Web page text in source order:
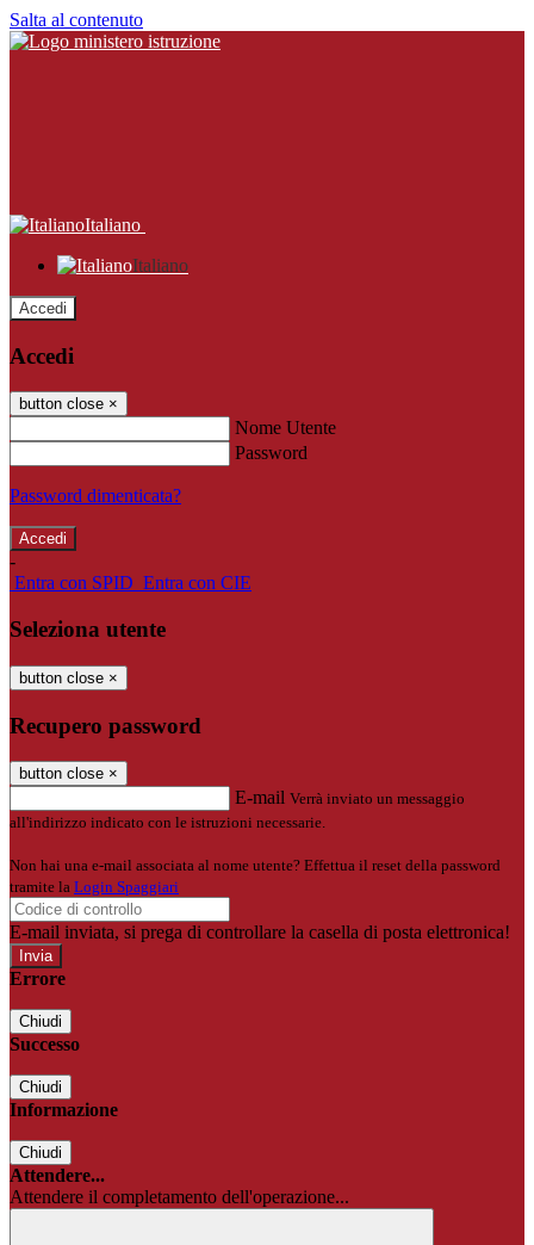
Salta al contenuto
Italiano
Italiano
Accedi
Accedi
button close ×
Nome Utente
Password
Password dimenticata?
-
Entra con SPID Entra con CIE
Seleziona utente
button close ×
Recupero password
button close ×
E-mail Verrà inviato un messaggio
all'indirizzo indicato con le istruzioni necessarie.
Non hai una e-mail associata al nome utente? Effettua il reset della password
tramite la Login Spaggiari
E-mail inviata, si prega di controllare la casella di posta elettronica!
Errore
Chiudi
Successo
Chiudi
Informazione
Chiudi
Attendere...
Attendere il completamento dell'operazione...